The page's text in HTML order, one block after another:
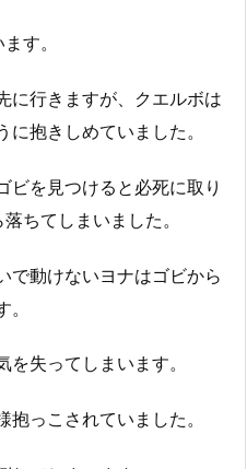
す。
に行きますが、クエルボは
抱きしめていました。
ビを見つけると必死に取り
ちてしまいました。
で動けないヨナはゴビから
失ってしまいます。
っこされていました。